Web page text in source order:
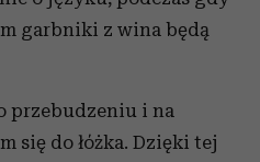
garbniki z wina będą
przebudzeniu i na
się do łóżka. Dzięki tej